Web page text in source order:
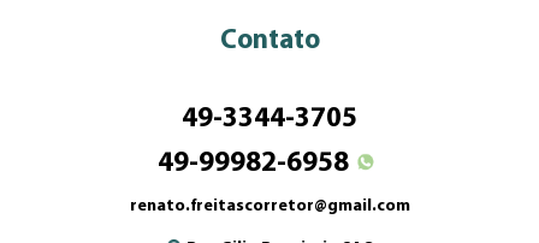
Contato
49-3344-3705
49-99982-6958
renato.freitascorretor@gmail.com